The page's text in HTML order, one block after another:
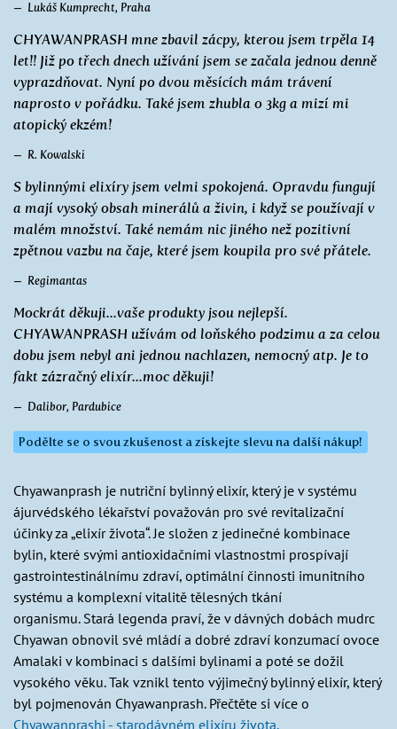
Lukáš Kumprecht, Praha
CHYAWANPRASH mne zbavil zácpy, kterou jsem trpěla 14
let!! Již po třech dnech užívání jsem se začala jednou denně
vyprazdňovat. Nyní po dvou měsících mám trávení
naprosto v pořádku. Také jsem zhubla o 3kg a mizí mi
atopický ekzém!
R. Kowalski
S bylinnými elixíry jsem velmi spokojená. Opravdu fungují
a mají vysoký obsah minerálů a živin, i když se používají v
malém množství. Také nemám nic jiného než pozitivní
zpětnou vazbu na čaje, které jsem koupila pro své přátele.
Regimantas
Mockrát děkuji...vaše produkty jsou nejlepší.
CHYAWANPRASH užívám od loňského podzimu a za celou
dobu jsem nebyl ani jednou nachlazen, nemocný atp. Je to
fakt zázračný elixír...moc děkuji!
Dalibor, Pardubice
Podělte se o svou zkušenost a získejte slevu na další nákup!
Chyawanprash je nutriční bylinný elixír, který je v systému
ájurvédského lékařství považován pro své revitalizační
účinky za „elixír života“. Je složen z jedinečné kombinace
bylin, které svými antioxidačními vlastnostmi prospívají
gastrointestinálnímu zdraví, optimální činnosti imunitního
systému a komplexní vitalitě tělesných tkání
organismu. Stará legenda praví, že v dávných dobách mudrc
Chyawan obnovil své mládí a dobré zdraví konzumací ovoce
Amalaki v kombinaci s dalšími bylinami a poté se dožil
vysokého věku. Tak vznikl tento výjimečný bylinný elixír, který
byl pojmenován Chyawanprash. Přečtěte si více o
Chyawanprashi - starodávném elixíru života.